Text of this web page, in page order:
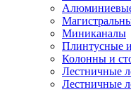
Миниканалы
Плинтусные
Колонны и
Лестничные
Лестничные